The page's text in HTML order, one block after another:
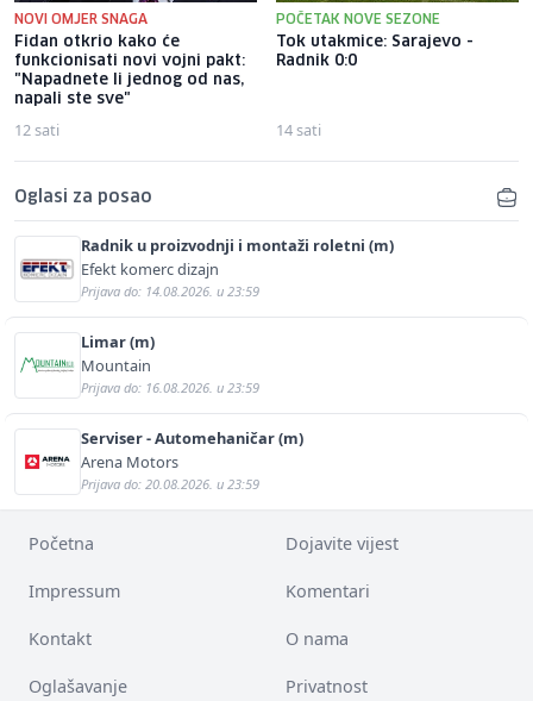
NOVI OMJER SNAGA
Fidan otkrio kako će
funkcionisati novi vojni pakt:
"Napadnete li jednog od nas,
napali ste sve"
12 sati
POČETAK NOVE SEZONE
Tok utakmice: Sarajevo -
Radnik 0:0
14 sati
Oglasi za posao
Radnik u proizvodnji i montaži roletni (m)
Efekt komerc dizajn
Prijava do: 14.08.2026. u 23:59
Limar (m)
Mountain
Prijava do: 16.08.2026. u 23:59
Serviser - Automehaničar (m)
Arena Motors
Prijava do: 20.08.2026. u 23:59
Početna Dojavite vijest
Impressum Komentari
Kontakt O nama
Oglašavanje Privatnost